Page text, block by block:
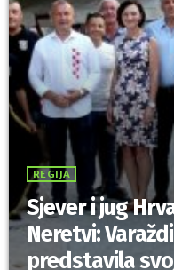
REGIJA
Sjever i jug
Neretvi:
predstavila